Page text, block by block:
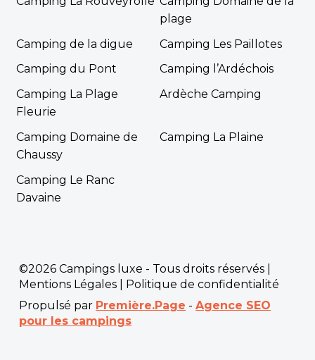
plage
Camping de la digue
Camping Les Paillotes
Camping du Pont
Camping l’Ardéchois
Camping La Plage
Fleurie
Ardèche Camping
Camping Domaine de
Chaussy
Camping La Plaine
Camping Le Ranc
Davaine
©2026 Campings luxe - Tous droits réservés |
Mentions Légales
Politique de confidentialité
Propulsé par Première.Page -Agence SEO
pour les campings